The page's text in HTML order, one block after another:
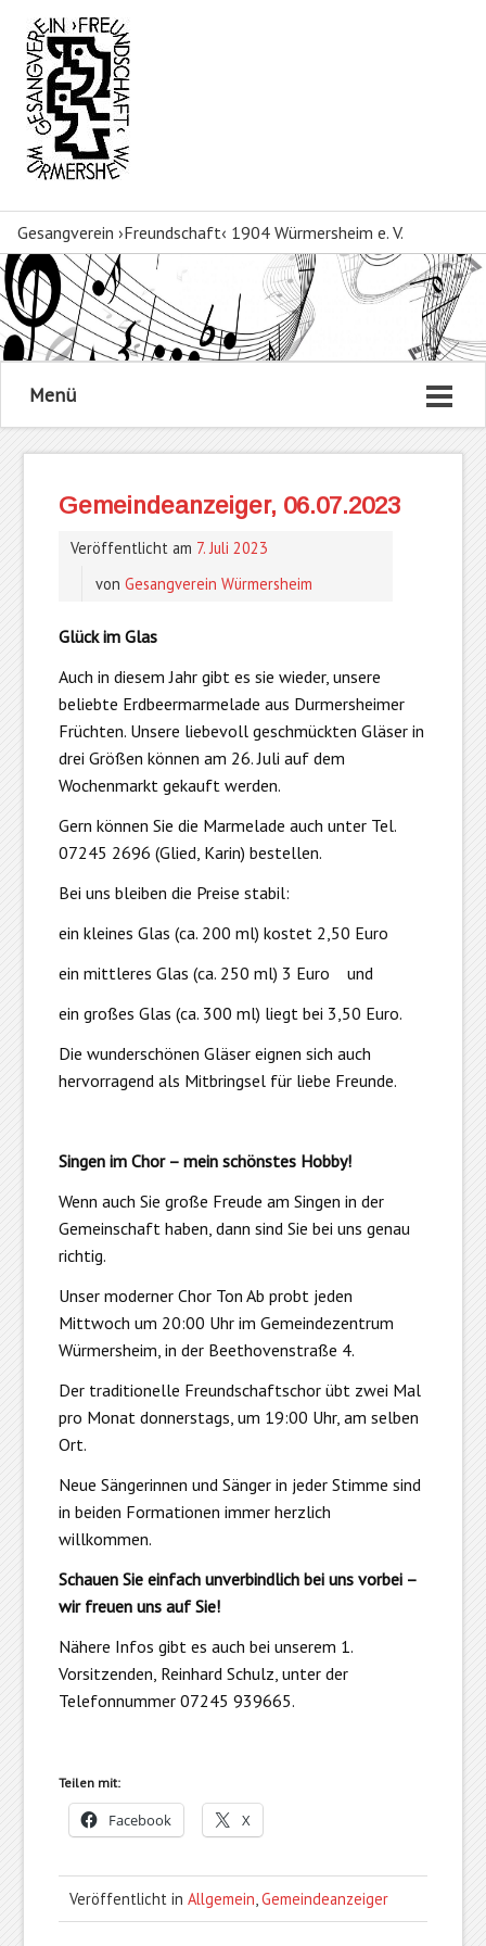
Gesangverein ›Freundschaft‹ 1904 Würmersheim e. V.
Menü
Gemeindeanzeiger, 06.07.2023
Veröffentlicht am 7. Juli 2023
von Gesangverein Würmersheim
Glück im Glas
Auch in diesem Jahr gibt es sie wieder, unsere
beliebte Erdbeermarmelade aus Durmersheimer
Früchten. Unsere liebevoll geschmückten Gläser in
drei Größen können am 26. Juli auf dem
Wochenmarkt gekauft werden.
Gern können Sie die Marmelade auch unter Tel.
07245 2696 (Glied, Karin) bestellen.
Bei uns bleiben die Preise stabil:
ein kleines Glas (ca. 200 ml) kostet 2,50 Euro
ein mittleres Glas (ca. 250 ml) 3 Euro und
ein großes Glas (ca. 300 ml) liegt bei 3,50 Euro.
Die wunderschönen Gläser eignen sich auch
hervorragend als Mitbringsel für liebe Freunde.
Singen im Chor – mein schönstes Hobby!
Wenn auch Sie große Freude am Singen in der
Gemeinschaft haben, dann sind Sie bei uns genau
richtig.
Unser moderner Chor Ton Ab probt jeden
Mittwoch um 20:00 Uhr im Gemeindezentrum
Würmersheim, in der Beethovenstraße 4.
Der traditionelle Freundschaftschor übt zwei Mal
pro Monat donnerstags, um 19:00 Uhr, am selben
Ort.
Neue Sängerinnen und Sänger in jeder Stimme sind
in beiden Formationen immer herzlich
willkommen.
Schauen Sie einfach unverbindlich bei uns vorbei –
wir freuen uns auf Sie!
Nähere Infos gibt es auch bei unserem 1.
Vorsitzenden, Reinhard Schulz, unter der
Telefonnummer 07245 939665.
Teilen mit:
Facebook X
Veröffentlicht in Allgemein Gemeindeanzeiger